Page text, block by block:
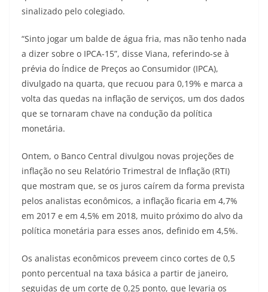
sinalizado pelo colegiado.
“Sinto jogar um balde de água fria, mas não tenho nada
a dizer sobre o IPCA-15”, disse Viana, referindo-se à
prévia do Índice de Preços ao Consumidor (IPCA),
divulgado na quarta, que recuou para 0,19% e marca a
volta das quedas na inflação de serviços, um dos dados
que se tornaram chave na condução da política
monetária.
Ontem, o Banco Central divulgou novas projeções de
inflação no seu Relatório Trimestral de Inflação (RTI)
que mostram que, se os juros caírem da forma prevista
pelos analistas econômicos, a inflação ficaria em 4,7%
em 2017 e em 4,5% em 2018, muito próximo do alvo da
política monetária para esses anos, definido em 4,5%.
Os analistas econômicos preveem cinco cortes de 0,5
ponto percentual na taxa básica a partir de janeiro,
seguidas de um corte de 0,25 ponto, que levaria os